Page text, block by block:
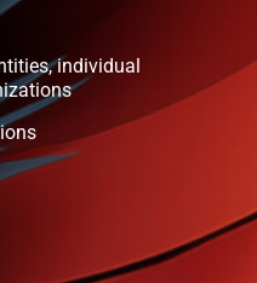
individual